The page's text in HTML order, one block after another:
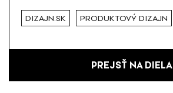
DIZAJN.SK PRODUKTOVÝ DIZAJN
PREJSŤ NA DIELA